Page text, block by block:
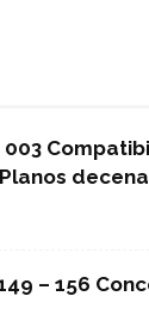
003
– 156